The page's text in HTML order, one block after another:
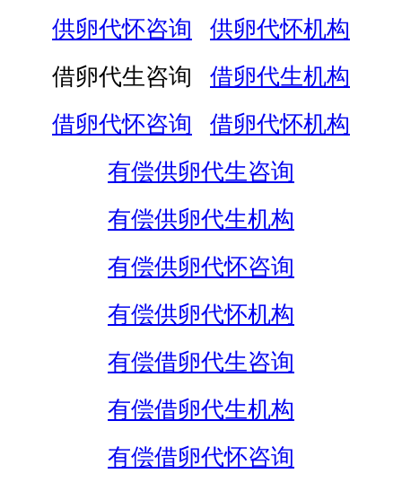
供卵代怀咨询
供卵代怀机构
借卵代生咨询
借卵代生机构
借卵代怀咨询
借卵代怀机构
有偿供卵代生咨询
有偿供卵代生机构
有偿供卵代怀咨询
有偿供卵代怀机构
有偿借卵代生咨询
有偿借卵代生机构
有偿借卵代怀咨询